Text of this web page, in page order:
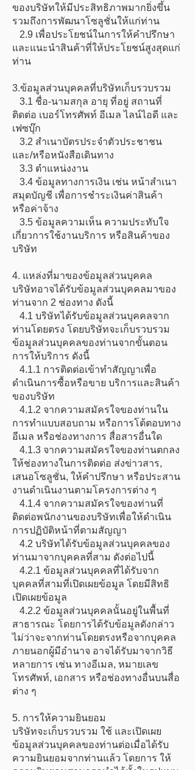
ของบริษัทให้มีประสิทธิภาพมากยิ่งขึ้น
รวมถึงการพัฒนาโซลูชั่นให้แก่ท่าน
2.9 เพื่อประโยชน์ในการให้คำปรึกษา
และแนะนำสินค้าที่ให้ประโยชน์สูงสุดแก่
ท่าน
3.ข้อมูลส่วนบุคคลที่บริษัทเก็บรวบรวม
3.1 ชื่อ-นามสกุล อายุ ที่อยู่ สถานที่
ติดต่อ เบอร์โทรศัพท์ อีเมล ไลน์ไอดี และ
เฟซบุ๊ก
3.2 สำเนาบัตรประจำตัวประชาชน
และ/หรือหนังสือเดินทาง
3.3 ตำแหน่งงาน
3.4 ข้อมูลทางการเงิน เช่น หน้าสำเนา
สมุดบัญชี เพื่อการชำระเงินค่าสินค้า
หรือค่าจ้าง
3.5 ข้อมูลความเห็น ความประทับใจ
เกี่ยวการใช้งานบริการ หรือสินค้าของ
บริษัท
4. แหล่งที่มาของข้อมูลส่วนบุคคล
บริษัทอาจได้รับข้อมูลส่วนบุคคลมาของ
ท่านจาก 2 ช่องทาง ดังนี้
4.1 บริษัทได้รับข้อมูลส่วนบุคคลจาก
ท่านโดยตรง โดยบริษัทจะเก็บรวบรวม
ข้อมูลส่วนบุคคลของท่านจากขั้นตอน
การให้บริการ ดังนี้
4.1.1 การติดต่อเข้าทำสัญญาเพื่อ
ดำเนินการซื้อหรือขาย บริการและสินค้า
ของบริษัท
4.1.2 จากความสมัครใจของท่านใน
การทำแบบสอบถาม หรือการโต้ตอบทาง
อีเมล หรือช่องทางการ สื่อสารอื่นใด
4.1.3 จากความสมัครใจของท่านตกลง
ให้ช่องทางในการติดต่อ ส่งข่าวสาร,
เสนอโซลูชั่น, ให้คำปรึกษา หรือประสาน
งานดำเนินงานตามโครงการต่าง ๆ
4.1.4 จากความสมัครใจของท่านที่
ติดต่อพนักงานของบริษัทเพื่อให้ดำเนิน
การปฏิบัติหน้าที่ตามสัญญา
4.2 บริษัทได้รับข้อมูลส่วนบุคคลของ
ท่านมาจากบุคคลที่สาม ดังต่อไปนี้
4.2.1 ข้อมูลส่วนบุคคลที่ได้รับจาก
บุคคลที่สามที่เปิดเผยข้อมูล โดยมีสิทธิ
เปิดเผยข้อมูล
4.2.2 ข้อมูลส่วนบุคคลนั้นอยู่ในพื้นที่
สาธารณะ โดยการได้รับข้อมูลดังกล่าว
ไม่ว่าจะจากท่านโดยตรงหรือจากบุคคล
ภายนอกผู้มีอำนาจ อาจได้รับมาจากวิธี
หลายการ เช่น ทางอีเมล, หมายเลข
โทรศัพท์, เอกสาร หรือช่องทางอื่นบนสื่อ
ต่าง ๆ
5. การให้ความยินยอม
บริษัทจะเก็บรวบรวม ใช้ และเปิดเผย
ข้อมูลส่วนบุคคลของท่านต่อเมื่อได้รับ
ความยินยอมจากท่านแล้ว โดยการ ให้